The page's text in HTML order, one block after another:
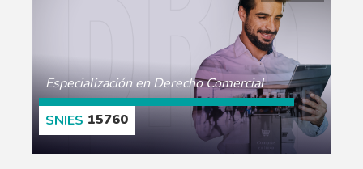
Especialización en Derecho Comercial
15760